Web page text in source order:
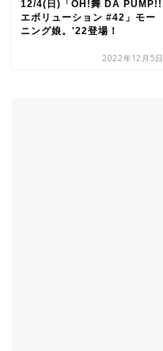
12/4(日)「OH!舞 DA PUMP!!
エボリューション #42」モー
ニング娘。'22登場！
2022年12月5日